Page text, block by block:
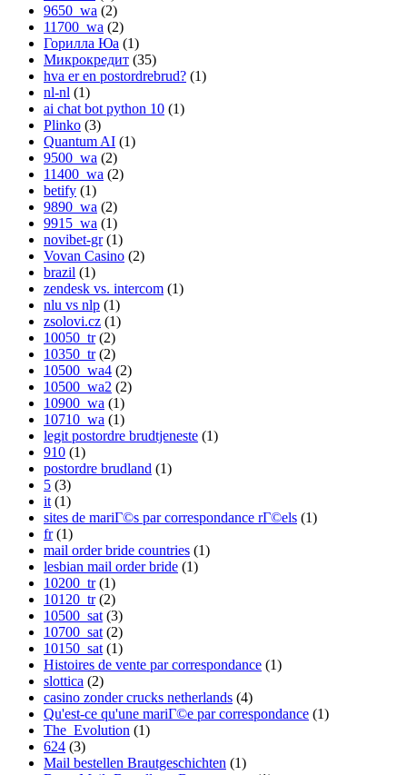
9650_wa (2)
11700_wa (2)
Горилла Юа (1)
Микрокредит (35)
hva er en postordrebrud? (1)
nl-nl (1)
ai chat bot python 10 (1)
Plinko (3)
Quantum AI (1)
9500_wa (2)
11400_wa (2)
betify (1)
9890_wa (2)
9915_wa (1)
novibet-gr(1)
Vovan Casino (2)
brazil (1)
zendesk vs. intercom (1)
nlu vs nlp (1)
zsolovi.cz (1)
10050_tr(2)
10350_tr(2)
10500_wa4 (2)
10500_wa2 (2)
10900_wa (1)
10710_wa (1)
legit postordre brudtjeneste (1)
910 (1)
postordre brudland (1)
5 (3)
it (1)
sites de mariГ©s par correspondance rГ©els (1)
fr(1)
mail order bride countries (1)
lesbian mail order bride (1)
10200_tr(1)
10120_tr(2)
10500_sat (3)
10700_sat (2)
10150_sat (1)
Histoires de vente par correspondance (1)
slottica (2)
casino zonder crucks netherlands (4)
Qu'est-ce qu'une mariГ©e par correspondance (1)
The_Evolution (1)
624 (3)
Mail bestellen Brautgeschichten (1)